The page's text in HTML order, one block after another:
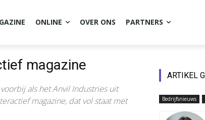
ONLINE OVER ONS PARTNERS
magazine
als het Anvil Industries uit
magazine, dat vol staat met
ARTIKEL
Bedrijfsnieuws